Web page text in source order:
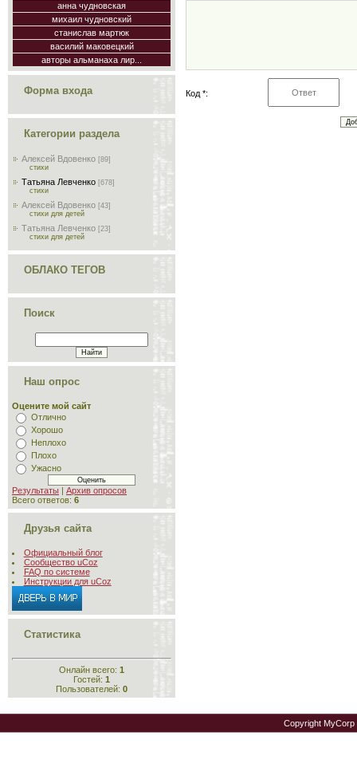
анна чудновская
михаил чудновский
станислав мартюк
василий маковецкий
авторы альманаха лир...
Форма входа
Категории раздела
Алексей Вдовенко [89]
стихи
Татьяна Левченко [678]
стихи
Алексей Вдовенко [43]
стихи для детей
Татьяна Левченко [23]
стихи для детей
ОБЛАКО ТЕГОВ
Поиск
Наш опрос
Оцените мой сайт
Отлично
Хорошо
Неплохо
Плохо
Ужасно
Результаты | Архив опросов
Всего ответов: 6
Друзья сайта
Официальный блог
Сообщество uCoz
FAQ по системе
Инструкции для uCoz
Статистика
Онлайн всего: 1
Гостей: 1
Пользователей: 0
Код *:
Copyright MyCorp